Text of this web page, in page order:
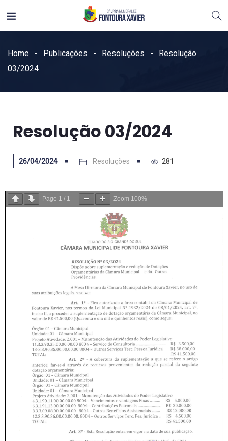
Home Publicações Resoluções
Resolução
03/2024
Resolução 03/2024
26/04/2024 Resoluções 281
Page 1 / 1 Zoom 100%